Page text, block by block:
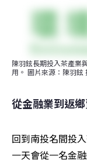
陳羽鉉長期投入茶產業
用。 圖片來源：陳羽鉉
從金融業到返
回到南投名間投
一天會從一名金